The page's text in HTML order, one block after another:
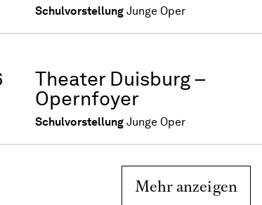
Schulvorstellung Junge Oper
Theater Duisburg –
Opernfoyer
Schulvorstellung Junge Oper
Mehr anzeigen